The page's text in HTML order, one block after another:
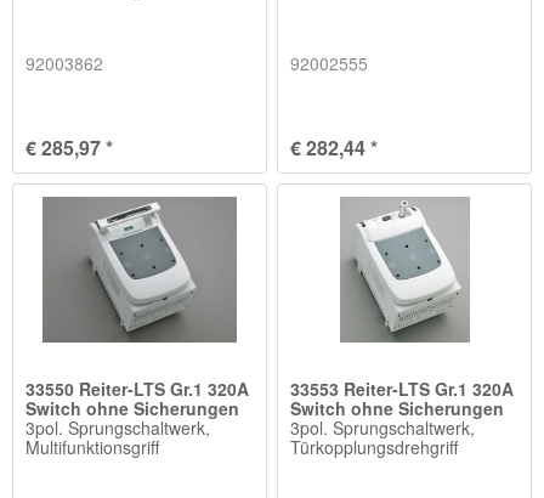
92003862
€ 285,97 *
92002555
€ 282,44 *
33550 Reiter-LTS Gr.1 320A
Switch ohne Sicherungen
3pol. Sprungschaltwerk,
Multifunktionsgriff
33553 Reiter-LTS Gr.1 320A
Switch ohne Sicherungen
3pol. Sprungschaltwerk,
Türkopplungsdrehgriff